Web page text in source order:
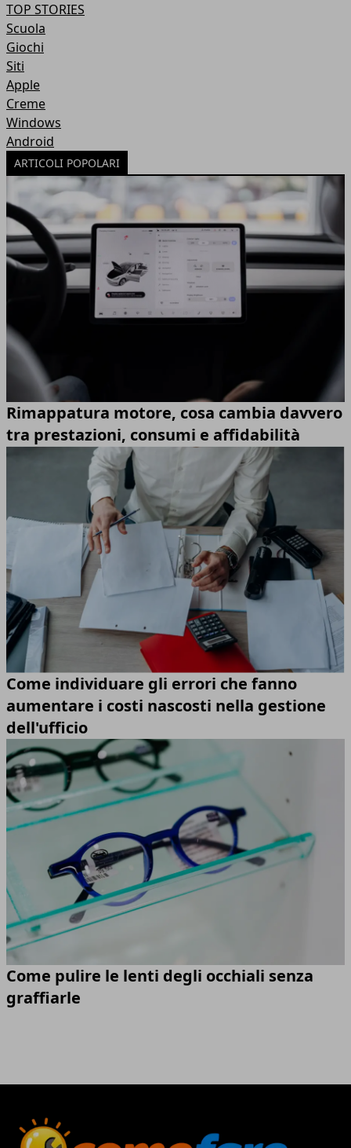
TOP STORIES
Scuola
Giochi
Siti
Apple
Creme
Windows
Android
ARTICOLI POPOLARI
Rimappatura motore, cosa cambia davvero
tra prestazioni, consumi e affidabilità
Come individuare gli errori che fanno
aumentare i costi nascosti nella gestione
dell'ufficio
Come pulire le lenti degli occhiali senza
graffiarle